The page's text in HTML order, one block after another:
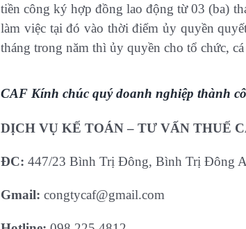
tiền công ký hợp đồng lao động từ 03 (ba)
làm việc tại đó vào thời điểm ủy quyền
tháng trong năm thì ủy quyền cho tổ chức,
CAF Kính chúc quý doanh nghiệp thành
DỊCH VỤ KẾ TOÁN – TƯ VẤN THUẾ
ĐC: 447/23 Bình Trị Đông, Bình Trị Đông
Gmail: congtycaf@gmail.com